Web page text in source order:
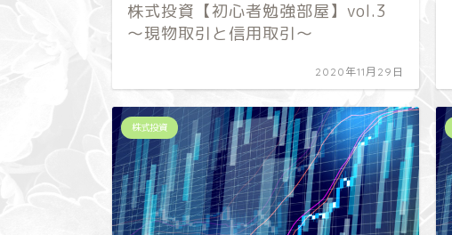
株式投資【初心者勉強部屋】vol.3
～現物取引と信用取引～
2020年11月29日
株式投資